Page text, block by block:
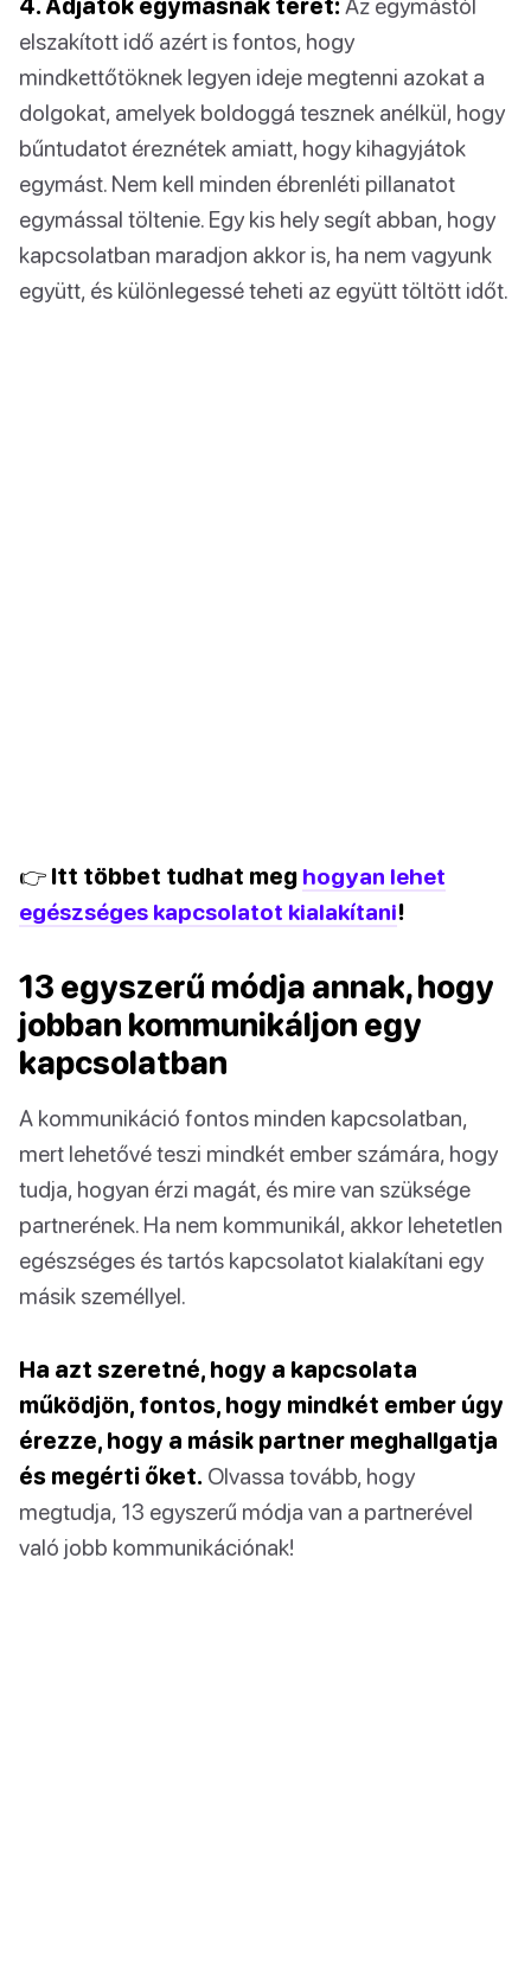
elszakított idő azért is fontos, hogy
mindkettőtöknek legyen ideje megtenni azokat a
dolgokat, amelyek boldoggá tesznek anélkül, hogy
bűntudatot éreznétek amiatt, hogy kihagyjátok
egymást. Nem kell minden ébrenléti pillanatot
egymással töltenie. Egy kis hely segít abban, hogy
kapcsolatban maradjon akkor is, ha nem vagyunk
együtt, és különlegessé teheti az együtt töltött időt.
👉 Itt többet tudhat meg hogyan lehet
egészséges kapcsolatot kialakítani!
13 egyszerű módja annak, hogy
jobban kommunikáljon egy
kapcsolatban
A kommunikáció fontos minden kapcsolatban,
mert lehetővé teszi mindkét ember számára, hogy
tudja, hogyan érzi magát, és mire van szüksége
partnerének. Ha nem kommunikál, akkor lehetetlen
egészséges és tartós kapcsolatot kialakítani egy
másik személlyel.
Ha azt szeretné, hogy a kapcsolata
működjön, fontos, hogy mindkét ember úgy
érezze, hogy a másik partner meghallgatja
és megérti őket. Olvassa tovább, hogy
megtudja, 13 egyszerű módja van a partnerével
való jobb kommunikációnak!